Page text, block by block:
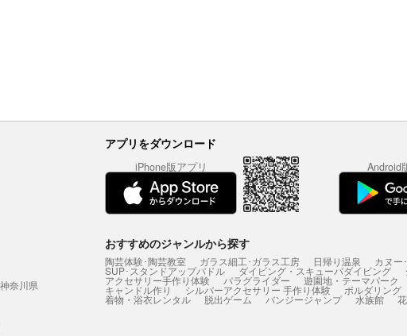
アプリをダウンロード
iPhone版アプリ Android
神奈川県
おすすめのジャンルから探す
陶芸体験･陶芸教室 ガラス細工･ガラス工房 日帰り温泉 カヌー
SUP･スタンドアップパドル ダイビング・スキューバダイビング
アクセサリー手作り体験 パラグライダー 遊園地・テーマパーク
キャンドル作り シルバーアクセサリー 手作り体験 ボルダリング
着物・浴衣レンタル 脱出ゲーム バンジージャンプ 水族館